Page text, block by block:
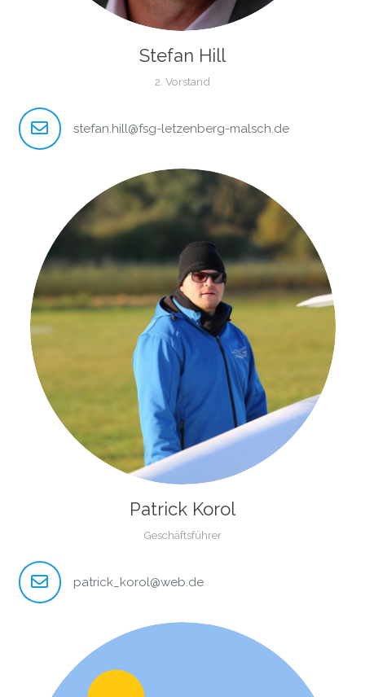
Stefan Hill
2. Vorstand
stefan.hill@fsg-letzenberg-malsch.de
Patrick Korol
Geschäftsführer
patrick_korol@web.de